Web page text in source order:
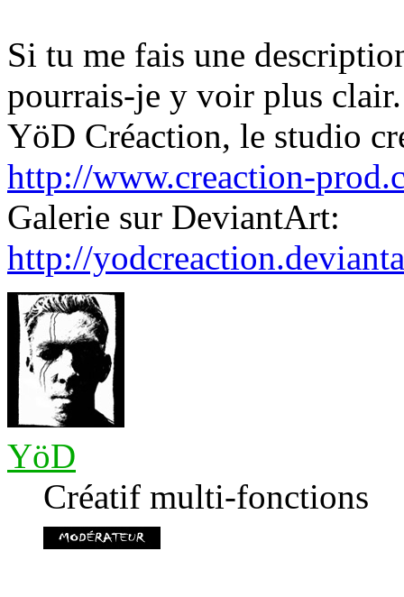
Si tu me fais une
pourrais-je y voir plus clair.
YöD Créaction, le studio
http://www.creaction-
Galerie sur DeviantArt:
http://
YöD
Créatif multi-fonctions